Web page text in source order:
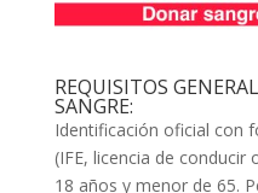
REQUISITOS
SANGRE:
Identificación oficial con
(IFE, licencia de
18 años y menor de 65.